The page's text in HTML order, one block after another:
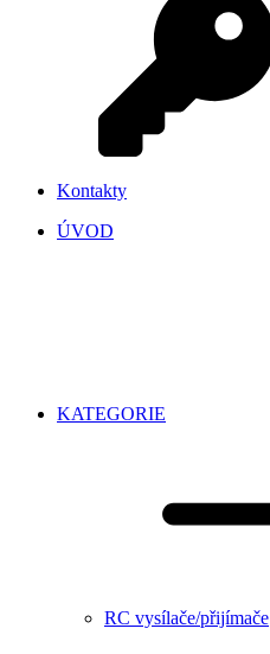
Kontakty
ÚVOD
KATEGORIE
RC vysílače/přijímače